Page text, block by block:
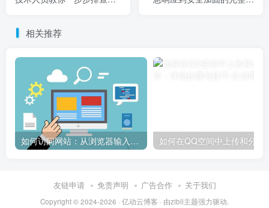
相关推荐
如何访问网站：从浏览器输入到页面加载的完整步骤详解
友链申请 免责声明 广告合作 关于我们
Copyright © 2024-2026 · 亿动云博客 · 由zibll主题强力驱动.